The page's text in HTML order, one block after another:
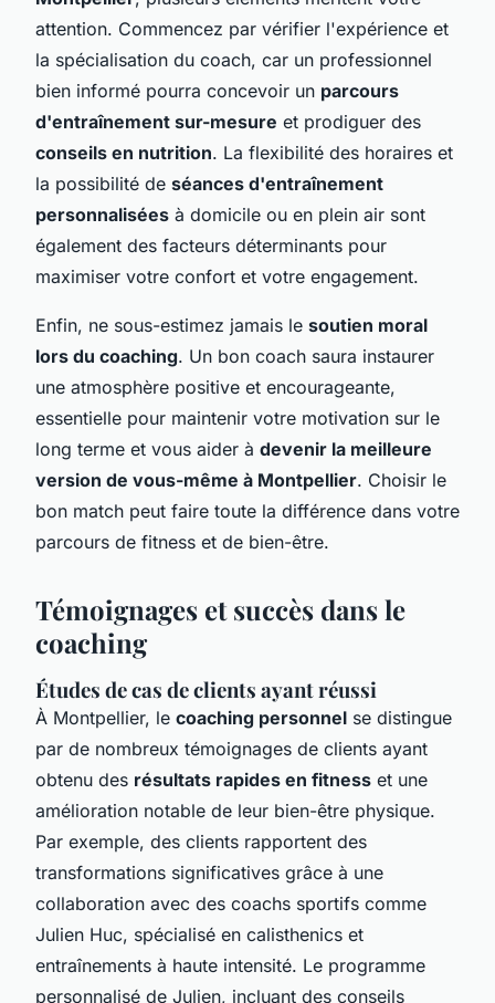
attention. Commencez par vérifier l'expérience et
la spécialisation du coach, car un professionnel
bien informé pourra concevoir un parcours
d'entraînement sur-mesure et prodiguer des
conseils en nutrition. La flexibilité des horaires et
la possibilité de séances d'entraînement
personnalisées à domicile ou en plein air sont
également des facteurs déterminants pour
maximiser votre confort et votre engagement.
Enfin, ne sous-estimez jamais le soutien moral
lors du coaching. Un bon coach saura instaurer
une atmosphère positive et encourageante,
essentielle pour maintenir votre motivation sur le
long terme et vous aider à devenir la meilleure
version de vous-même à Montpellier. Choisir le
bon match peut faire toute la différence dans votre
parcours de fitness et de bien-être.
Témoignages et succès dans le
coaching
Études de cas de clients ayant réussi
À Montpellier, le coaching personnel se distingue
par de nombreux témoignages de clients ayant
obtenu des résultats rapides en fitness et une
amélioration notable de leur bien-être physique.
Par exemple, des clients rapportent des
transformations significatives grâce à une
collaboration avec des coachs sportifs comme
Julien Huc, spécialisé en calisthenics et
entraînements à haute intensité. Le programme
personnalisé de Julien, incluant des conseils